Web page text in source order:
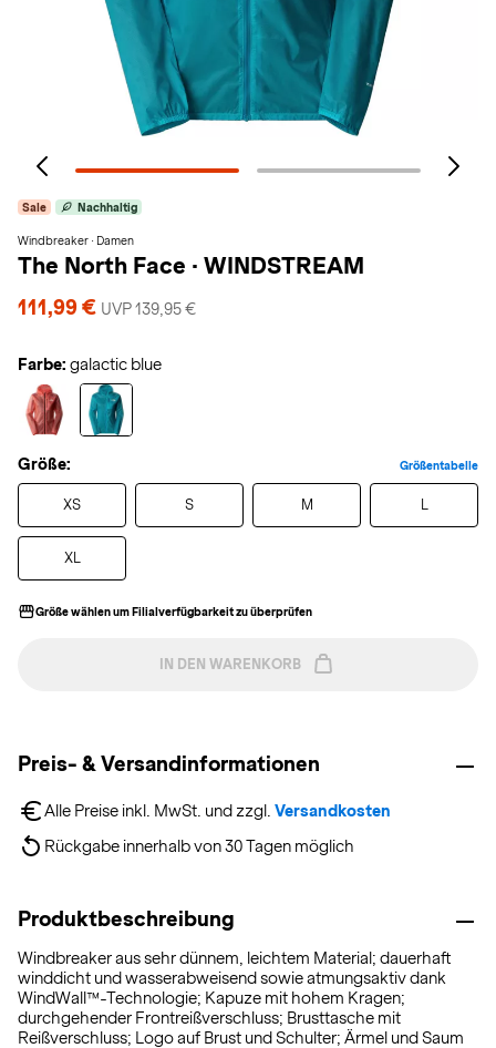
Sale Nachhaltig
Windbreaker · Damen
The North Face · WINDSTREAM
111,99 € UVP 139,95 €
Farbe: galactic blue
Größe: Größentabelle
XS S M L
XL
Größe wählen um Filialverfügbarkeit zu überprüfen
IN DEN WARENKORB
Preis- & Versandinformationen
Alle Preise inkl. MwSt. und zzgl. Versandkosten
Rückgabe innerhalb von 30 Tagen möglich
Produktbeschreibung
Windbreaker aus sehr dünnem, leichtem Material; dauerhaft
winddicht und wasserabweisend sowie atmungsaktiv dank
WindWall™-Technologie; Kapuze mit hohem Kragen;
durchgehender Frontreißverschluss; Brusttasche mit
Reißverschluss; Logo auf Brust und Schulter; Ärmel und Saum